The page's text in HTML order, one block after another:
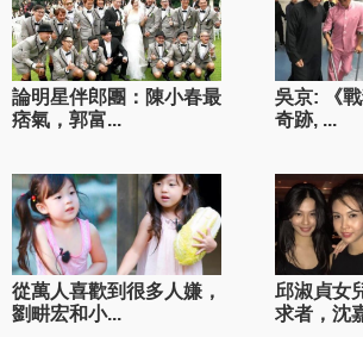
論明星伴郎團：陳小春最
痞氣，郭富...
吳京: 《
奇跡, ...
從萬人喜歡到很多人嫌，
劉畊宏和小...
邱淑貞女
求者，沈